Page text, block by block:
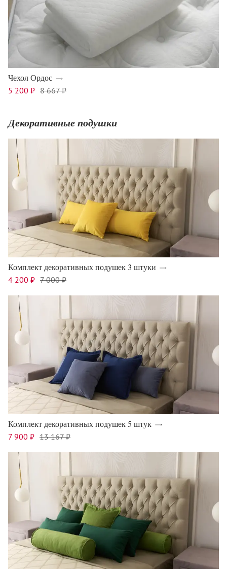
Чехол Ордос
5 200 ₽ 8 667 ₽
Декоративные подушки
Комплект декоративных подушек 3 штуки
4 200 ₽ 7 000 ₽
Комплект декоративных подушек 5 штук
7 900 ₽ 13 167 ₽